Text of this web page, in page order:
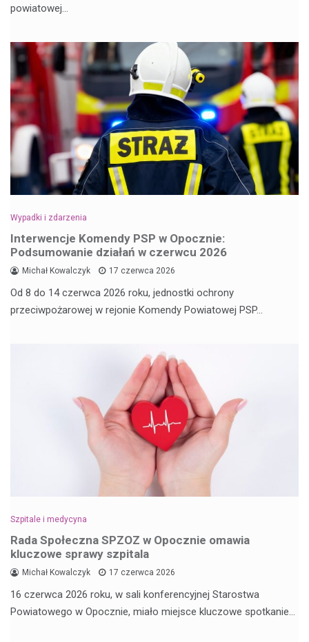
powiatowej…
Wypadki i zdarzenia
Interwencje Komendy PSP w Opocznie:
Podsumowanie działań w czerwcu 2026
Michał Kowalczyk 17 czerwca 2026
Od 8 do 14 czerwca 2026 roku, jednostki ochrony
przeciwpożarowej w rejonie Komendy Powiatowej PSP…
Szpitale i medycyna
Rada Społeczna SPZOZ w Opocznie omawia
kluczowe sprawy szpitala
Michał Kowalczyk 17 czerwca 2026
16 czerwca 2026 roku, w sali konferencyjnej Starostwa
Powiatowego w Opocznie, miało miejsce kluczowe spotkanie…